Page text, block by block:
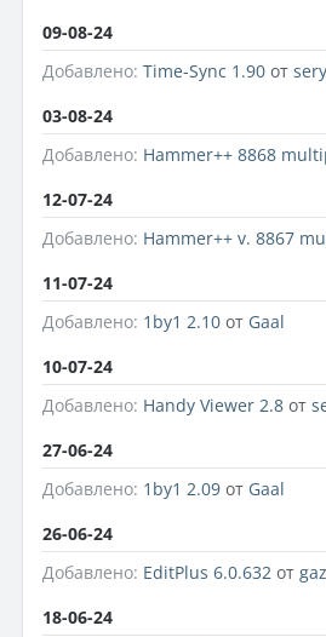
09-08-24
Добавлено: Time-Sync 1.90 от
03-08-24
Добавлено: Hammer++ 8868
12-07-24
Добавлено: Hammer++ v. 8867
11-07-24
Добавлено: 1by1 2.10 от Gaal
10-07-24
Добавлено: Handy Viewer 2.8 от
27-06-24
Добавлено: 1by1 2.09 от Gaal
26-06-24
Добавлено: EditPlus 6.0.632 от gaz
18-06-24